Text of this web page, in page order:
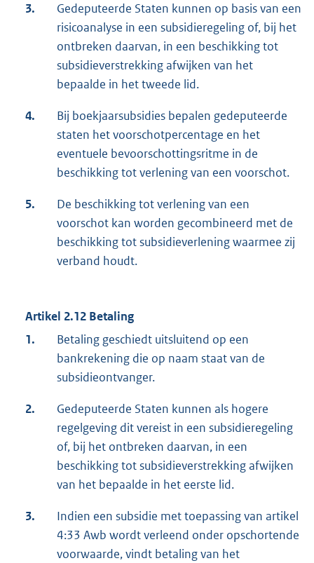
3.
Gedeputeerde Staten kunnen op basis van een
risicoanalyse in een subsidieregeling of, bij het
ontbreken daarvan, in een beschikking tot
subsidieverstrekking afwijken van het
bepaalde in het tweede lid.
4.
Bij boekjaarsubsidies bepalen gedeputeerde
staten het voorschotpercentage en het
eventuele bevoorschottingsritme in de
beschikking tot verlening van een voorschot.
5.
De beschikking tot verlening van een
voorschot kan worden gecombineerd met de
beschikking tot subsidieverlening waarmee zij
verband houdt.
Artikel 2.12 Betaling
1.
Betaling geschiedt uitsluitend op een
bankrekening die op naam staat van de
subsidieontvanger.
2.
Gedeputeerde Staten kunnen als hogere
regelgeving dit vereist in een subsidieregeling
of, bij het ontbreken daarvan, in een
beschikking tot subsidieverstrekking afwijken
van het bepaalde in het eerste lid.
3.
Indien een subsidie met toepassing van artikel
4:33 Awb wordt verleend onder opschortende
voorwaarde, vindt betaling van het